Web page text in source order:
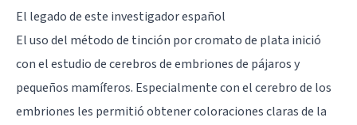
El legado de este investigador español
El uso del método de tinción por cromato de plata inició
con el estudio de cerebros de embriones de pájaros y
pequeños mamíferos. Especialmente con el cerebro de los
embriones les permitió obtener coloraciones claras de la